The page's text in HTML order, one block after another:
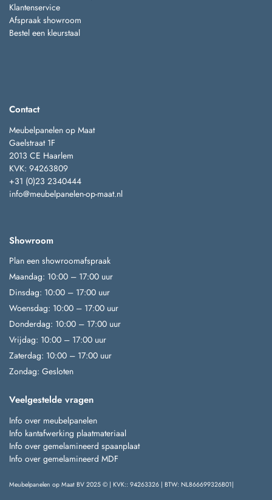
Klantenservice
Afspraak showroom
Bestel een kleurstaal
Contact
Meubelpanelen op Maat
Gaelstraat 1F
2013 CE Haarlem
KVK: 94263809
+31 (0)23 2340444
info@meubelpanelen-op-maat.nl
Showroom
Plan een showroomafspraak
Maandag: 10:00 – 17:00 uur
Dinsdag: 10:00 – 17:00 uur
Woensdag: 10:00 – 17:00 uur
Donderdag: 10:00 – 17:00 uur
Vrijdag: 10:00 – 17:00 uur
Zaterdag: 10:00 – 17:00 uur
Zondag: Gesloten
Veelgestelde vragen
Info over meubelpanelen
Info kantafwerking plaatmateriaal
Info over gemelamineerd spaanplaat
Info over gemelamineerd MDF
Meubelpanelen op Maat BV 2025 © | KVK:: 94263326 | BTW: NL866699326B01|